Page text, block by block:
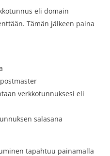
eli domain
Tämän jälkeen paina
verkkotunnuksesi eli
salasana
tapahtuu painamalla